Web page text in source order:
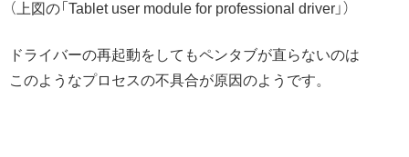
（上図の「Tablet user module for professional driver」）
ドライバーの再起動をしてもペンタブが直らないのは
このようなプロセスの不具合が原因のようです。